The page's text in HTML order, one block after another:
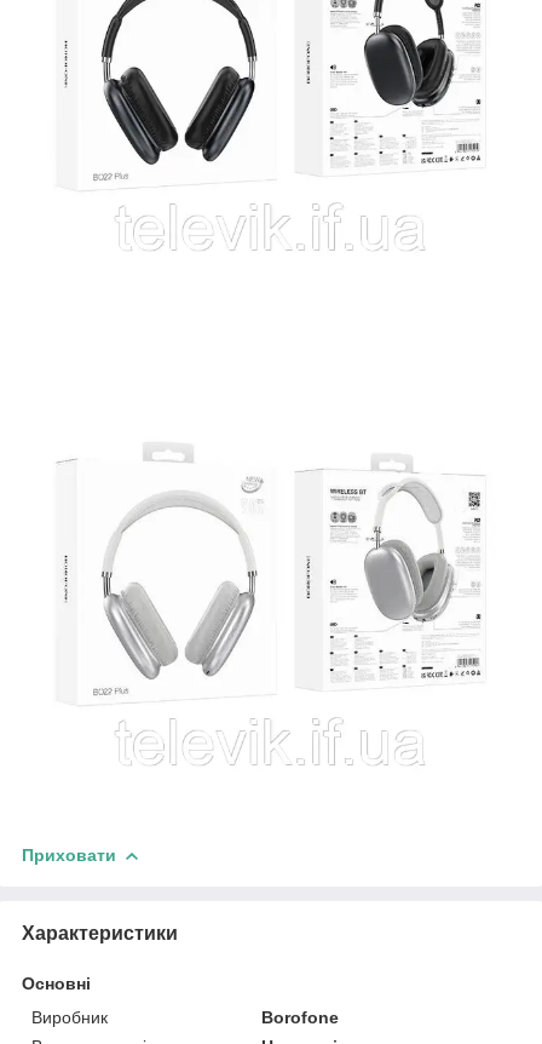
Приховати
Характеристики
Основні
Виробник
Borofone